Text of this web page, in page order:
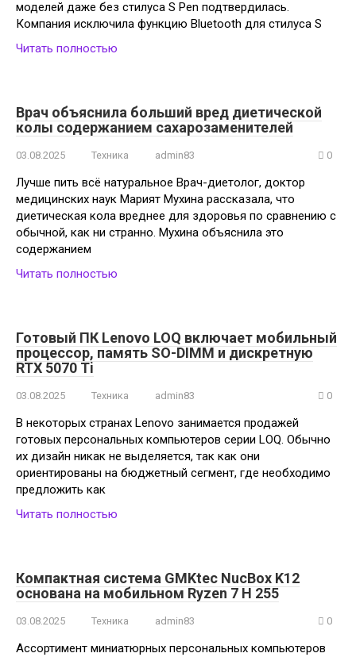
моделей даже без стилуса S Pen подтвердилась.
Компания исключила функцию Bluetooth для стилуса S
Читать полностью
Врач объяснила больший вред диетической
колы содержанием сахарозаменителей
03.08.2025 Техника admin83 0
Лучше пить всё натуральное Врач-диетолог, доктор
медицинских наук Марият Мухина рассказала, что
диетическая кола вреднее для здоровья по сравнению с
обычной, как ни странно. Мухина объяснила это
содержанием
Читать полностью
Готовый ПК Lenovo LOQ включает мобильный
процессор, память SO-DIMM и дискретную
RTX 5070 Ti
03.08.2025 Техника admin83 0
В некоторых странах Lenovo занимается продажей
готовых персональных компьютеров серии LOQ. Обычно
их дизайн никак не выделяется, так как они
ориентированы на бюджетный сегмент, где необходимо
предложить как
Читать полностью
Компактная система GMKtec NucBox K12
основана на мобильном Ryzen 7 H 255
03.08.2025 Техника admin83 0
Ассортимент миниатюрных персональных компьютеров